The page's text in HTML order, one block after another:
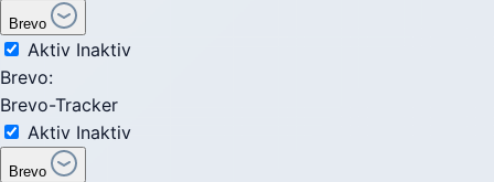
Brevo
Aktiv Inaktiv
Brevo:
Brevo-Tracker
Aktiv Inaktiv
Brevo